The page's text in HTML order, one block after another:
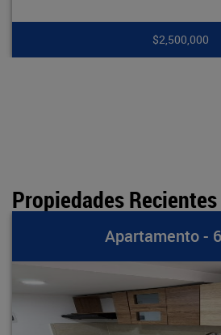
Propiedades Recientes
- 61438